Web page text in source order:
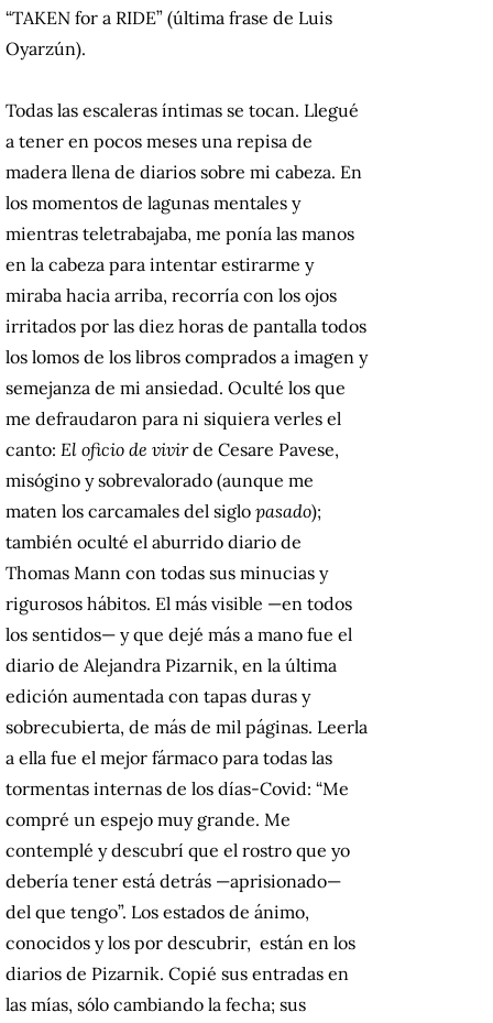
“TAKEN for a RIDE” (última frase de Luis
Oyarzún).
Todas las escaleras íntimas se tocan. Llegué
a tener en pocos meses una repisa de
madera llena de diarios sobre mi cabeza. En
los momentos de lagunas mentales y
mientras teletrabajaba, me ponía las manos
en la cabeza para intentar estirarme y
miraba hacia arriba, recorría con los ojos
irritados por las diez horas de pantalla todos
los lomos de los libros comprados a imagen y
semejanza de mi ansiedad. Oculté los que
me defraudaron para ni siquiera verles el
canto: El oficio de vivirde Cesare Pavese,
misógino y sobrevalorado (aunque me
maten los carcamales del siglo pasado);
también oculté el aburrido diario de
Thomas Mann con todas sus minucias y
rigurosos hábitos. El más visible —en todos
los sentidos— y que dejé más a mano fue el
diario de Alejandra Pizarnik, en la última
edición aumentada con tapas duras y
sobrecubierta, de más de mil páginas. Leerla
a ella fue el mejor fármaco para todas las
tormentas internas de los días-Covid: “Me
compré un espejo muy grande. Me
contemplé y descubrí que el rostro que yo
debería tener está detrás —aprisionado—
del que tengo”. Los estados de ánimo,
conocidos y los por descubrir, están en los
diarios de Pizarnik. Copié sus entradas en
las mías, sólo cambiando la fecha; sus